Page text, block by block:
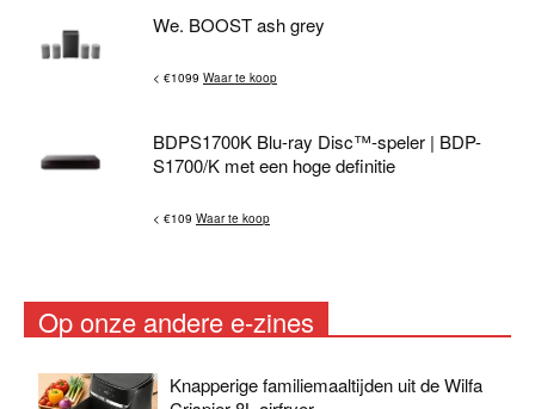
We. BOOST ash grey
< €1099 Waar te koop
BDPS1700K Blu-ray Disc™-speler | BDP-
S1700/K met een hoge definitie
< €109 Waar te koop
Op onze andere e-zines
Knapperige familiemaaltijden uit de Wilfa